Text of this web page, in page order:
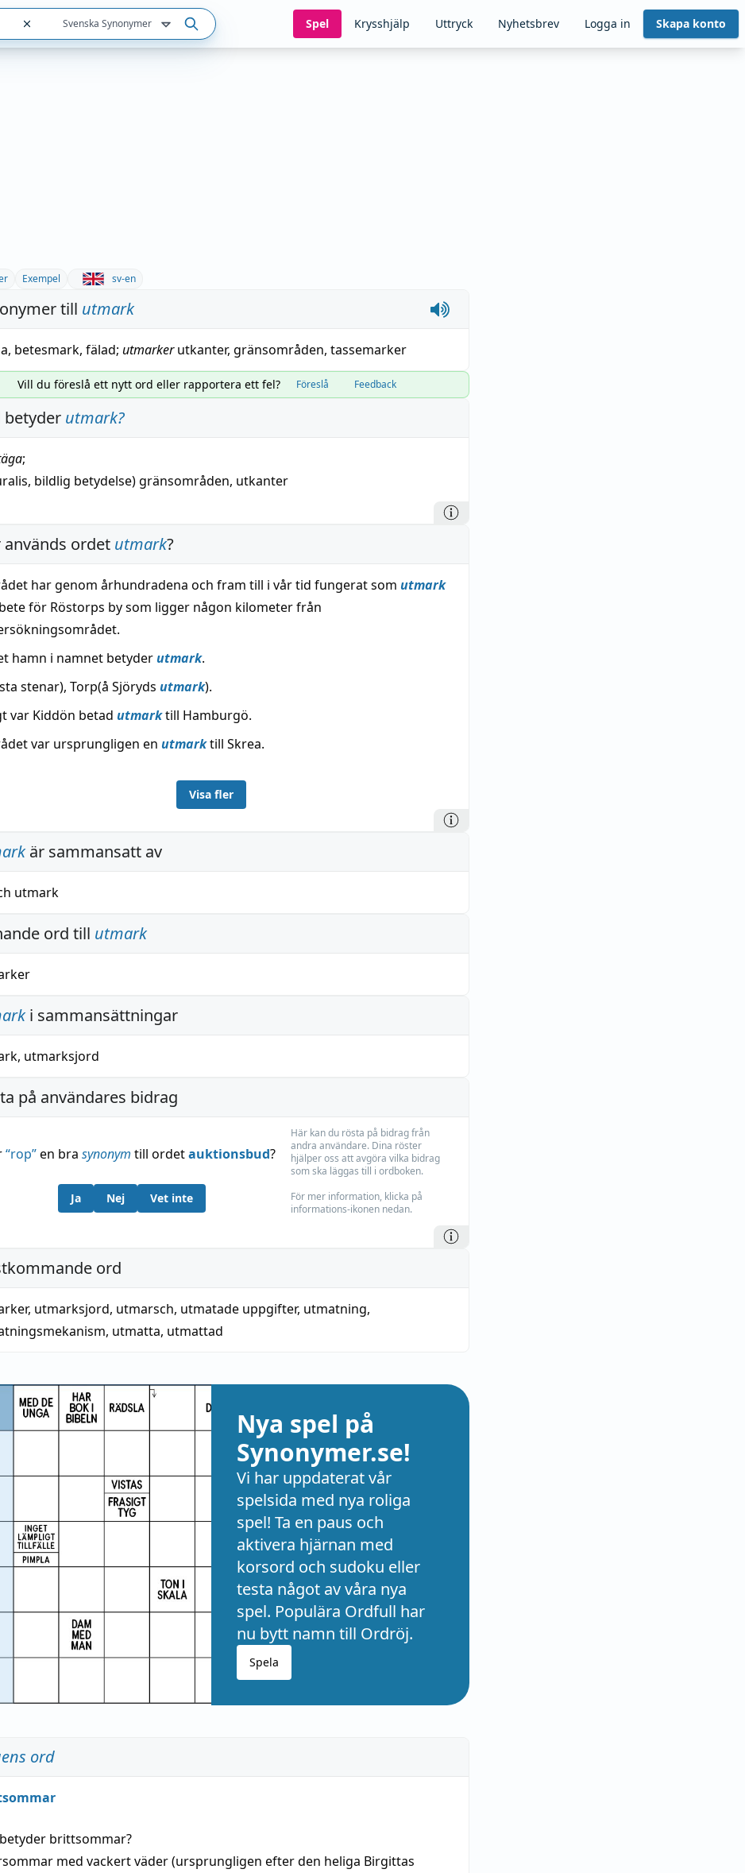
Svenska Synonymer Spel Krysshjälp Uttryck Nyhetsbrev Logga in Skapa konto
Exempel sv-en
till utmark
, betesmark, fälad; utmarker utkanter, gränsområden, tassemarker
Vill du föreslå ett nytt ord eller rapportera ett fel? Föreslå Feedback
betyder utmark?
;
, bildlig betydelse) gränsområden, utkanter
används ordet utmark?
har genom århundradena och fram till i vår tid fungerat som utmark
för Röstorps by som ligger någon kilometer från
hamn i namnet betyderutmark.
stenar), Torp(å Sjöryds utmark).
var Kiddön betad utmarktill Hamburgö.
var ursprungligen en utmarktill Skrea.
Visa fler
är sammansatt av
utmark
ord till utmark
i sammansättningar
, utmarksjord
på användares bidrag
“rop”en bra synonym till ordetauktionsbud?
Ja Nej Vet inte
Här kan du rösta på bidrag från
andra användare. Dina röster
hjälper oss att avgöra vilka bidrag
som ska läggas till i ordboken.
För mer information, klicka på
informations-ikonen nedan.
ord
, utmarksjord, utmarsch, utmatade uppgifter, utmatning,
, utmatta, utmattad
Nya spel på
Synonymer.se!
Vi har uppdaterat vår
spelsida med nya roliga
spel! Ta en paus och
aktivera hjärnan med
korsord och sudoku eller
testa något av våra nya
spel. Populära Ordfull har
nu bytt namn till Ordröj.
Spela
ord
brittsommar?
med vackertväder(ursprungligen efter den heliga Birgittas